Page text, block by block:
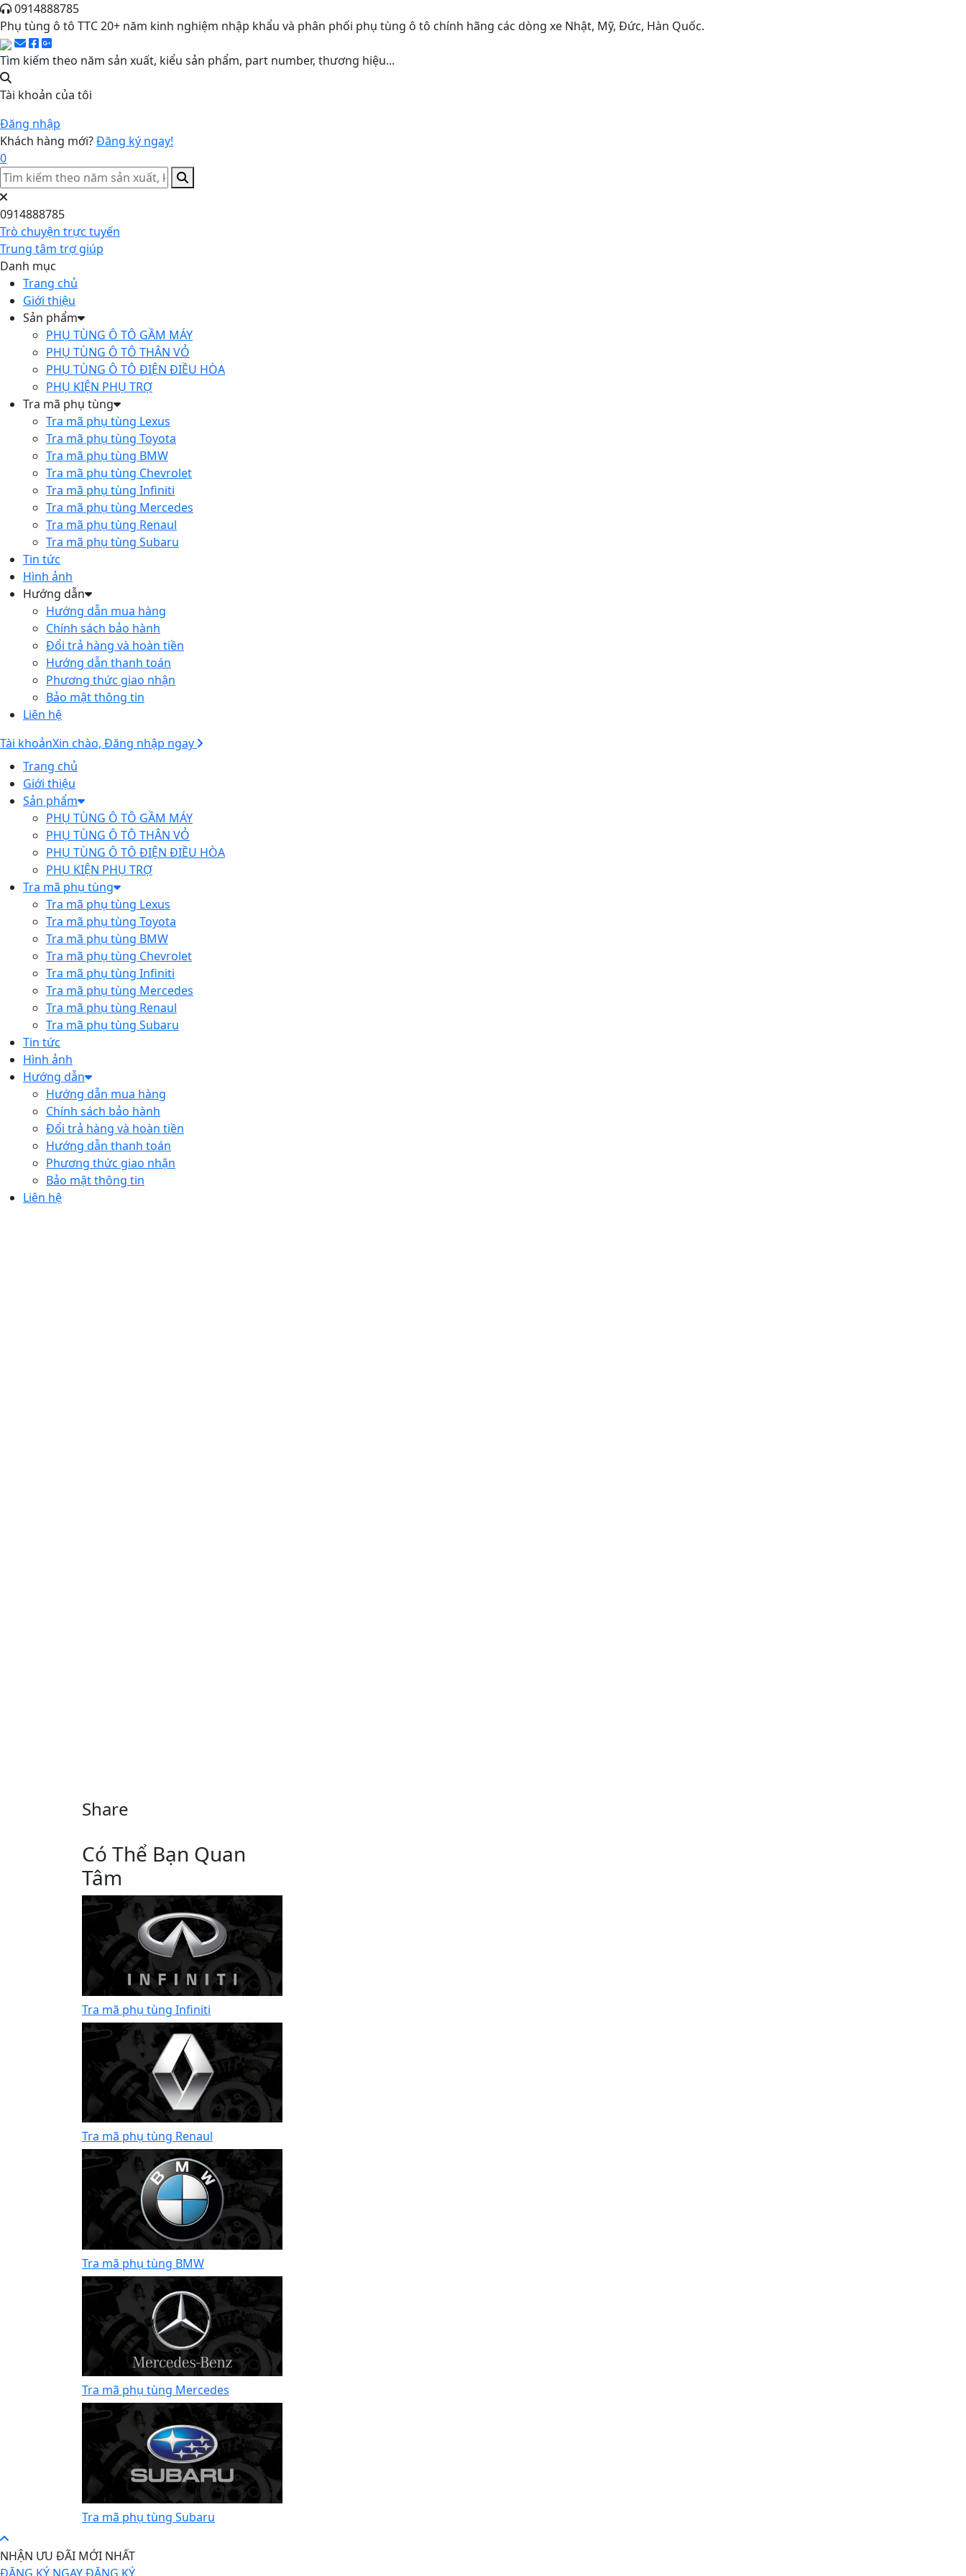
0914888785
Phụ tùng ô tô TTC 20+ năm kinh nghiệm nhập khẩu và phân phối phụ tùng ô tô chính hãng các dòng xe Nhật, Mỹ, Đức, Hàn Quốc.
Tìm kiếm theo năm sản xuất, kiểu sản phẩm, part number, thương hiệu...
Tài khoản của tôi
Đăng nhập
Khách hàng mới?Đăng ký ngay!
0
0914888785
Trò chuyện trực tuyến
Trung tâm trợ giúp
Danh mục
Trang chủ
Giới thiệu
Sản phẩm
PHỤ TÙNG Ô TÔ GẦM MÁY
PHỤ TÙNG Ô TÔ THÂN VỎ
PHỤ TÙNG Ô TÔ ĐIỆN ĐIỀU HÒA
PHỤ KIỆN PHỤ TRỢ
Tra mã phụ tùng
Tra mã phụ tùng Lexus
Tra mã phụ tùng Toyota
Tra mã phụ tùng BMW
Tra mã phụ tùng Chevrolet
Tra mã phụ tùng Infiniti
Tra mã phụ tùng Mercedes
Tra mã phụ tùng Renaul
Tra mã phụ tùng Subaru
Tin tức
Hình ảnh
Hướng dẫn
Hướng dẫn mua hàng
Chính sách bảo hành
Đổi trả hàng và hoàn tiền
Hướng dẫn thanh toán
Phương thức giao nhận
Bảo mật thông tin
Liên hệ
Tài khoảnXin chào, Đăng nhập ngay
Trang chủ
Giới thiệu
Sản phẩm
PHỤ TÙNG Ô TÔ GẦM MÁY
PHỤ TÙNG Ô TÔ THÂN VỎ
PHỤ TÙNG Ô TÔ ĐIỆN ĐIỀU HÒA
PHỤ KIỆN PHỤ TRỢ
Tra mã phụ tùng
Tra mã phụ tùng Lexus
Tra mã phụ tùng Toyota
Tra mã phụ tùng BMW
Tra mã phụ tùng Chevrolet
Tra mã phụ tùng Infiniti
Tra mã phụ tùng Mercedes
Tra mã phụ tùng Renaul
Tra mã phụ tùng Subaru
Tin tức
Hình ảnh
Hướng dẫn
Hướng dẫn mua hàng
Chính sách bảo hành
Đổi trả hàng và hoàn tiền
Hướng dẫn thanh toán
Phương thức giao nhận
Bảo mật thông tin
Liên hệ
Share
Có Thể Bạn Quan
Tâm
Tra mã phụ tùng Infiniti
Tra mã phụ tùng Renaul
Tra mã phụ tùng BMW
Tra mã phụ tùng Mercedes
Tra mã phụ tùng Subaru
NHẬN ƯU ĐÃI MỚI NHẤT
ĐĂNG KÝ NGAYĐĂNG KÝ